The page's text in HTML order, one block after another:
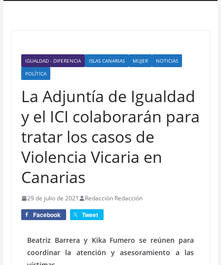
IGUALDAD - DIFERENCIA ISLAS CANARIAS MUJER
NOTICIAS
POLÍTICA
La Adjuntía de Igualdad
y el ICI colaborarán para
tratar los casos de
Violencia Vicaria en
Canarias
29 de julio de 2021 Redacción Redacción
Facebook Tweet
Beatriz Barrera y Kika Fumero se reúnen para
coordinar la atención y asesoramiento a las